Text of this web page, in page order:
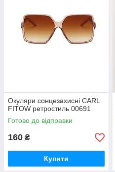
Окуляри сонцезахисні CARL
FITOW ретростиль 00691
Готово до відправки
160 ₴
Купити